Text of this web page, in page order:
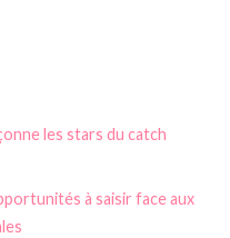
les stars du catch
à saisir face aux